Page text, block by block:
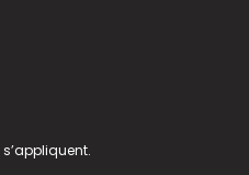
s’appliquent.